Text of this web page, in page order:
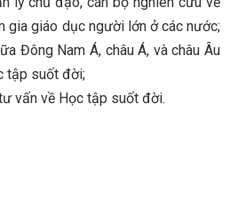
gia giáo dục người lớn ở các nước;
Đông Nam Á, châu Á, và châu Âu
tập suốt đời;
vấn về Học tập suốt đời.